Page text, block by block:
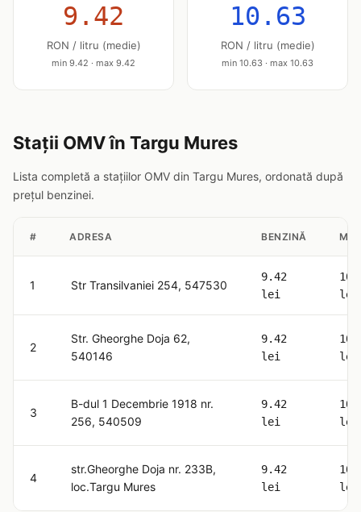
9.42
RON / litru (medie)
min 9.42 · max 9.42
10.63
RON / litru (medie)
min 10.63 · max 10.63
Stații OMV în Targu Mures
Lista completă a stațiilor OMV din Targu Mures, ordonată după
prețul benzinei.
# ADRESA BENZINĂ
1 Str Transilvaniei 254, 547530
9.42
lei
lei
2
Str. Gheorghe Doja 62,
540146
9.42
lei
lei
3
B-dul 1 Decembrie 1918 nr.
256, 540509
9.42
lei
lei
4
str.Gheorghe Doja nr. 233B,
loc.Targu Mures
9.42
lei
lei